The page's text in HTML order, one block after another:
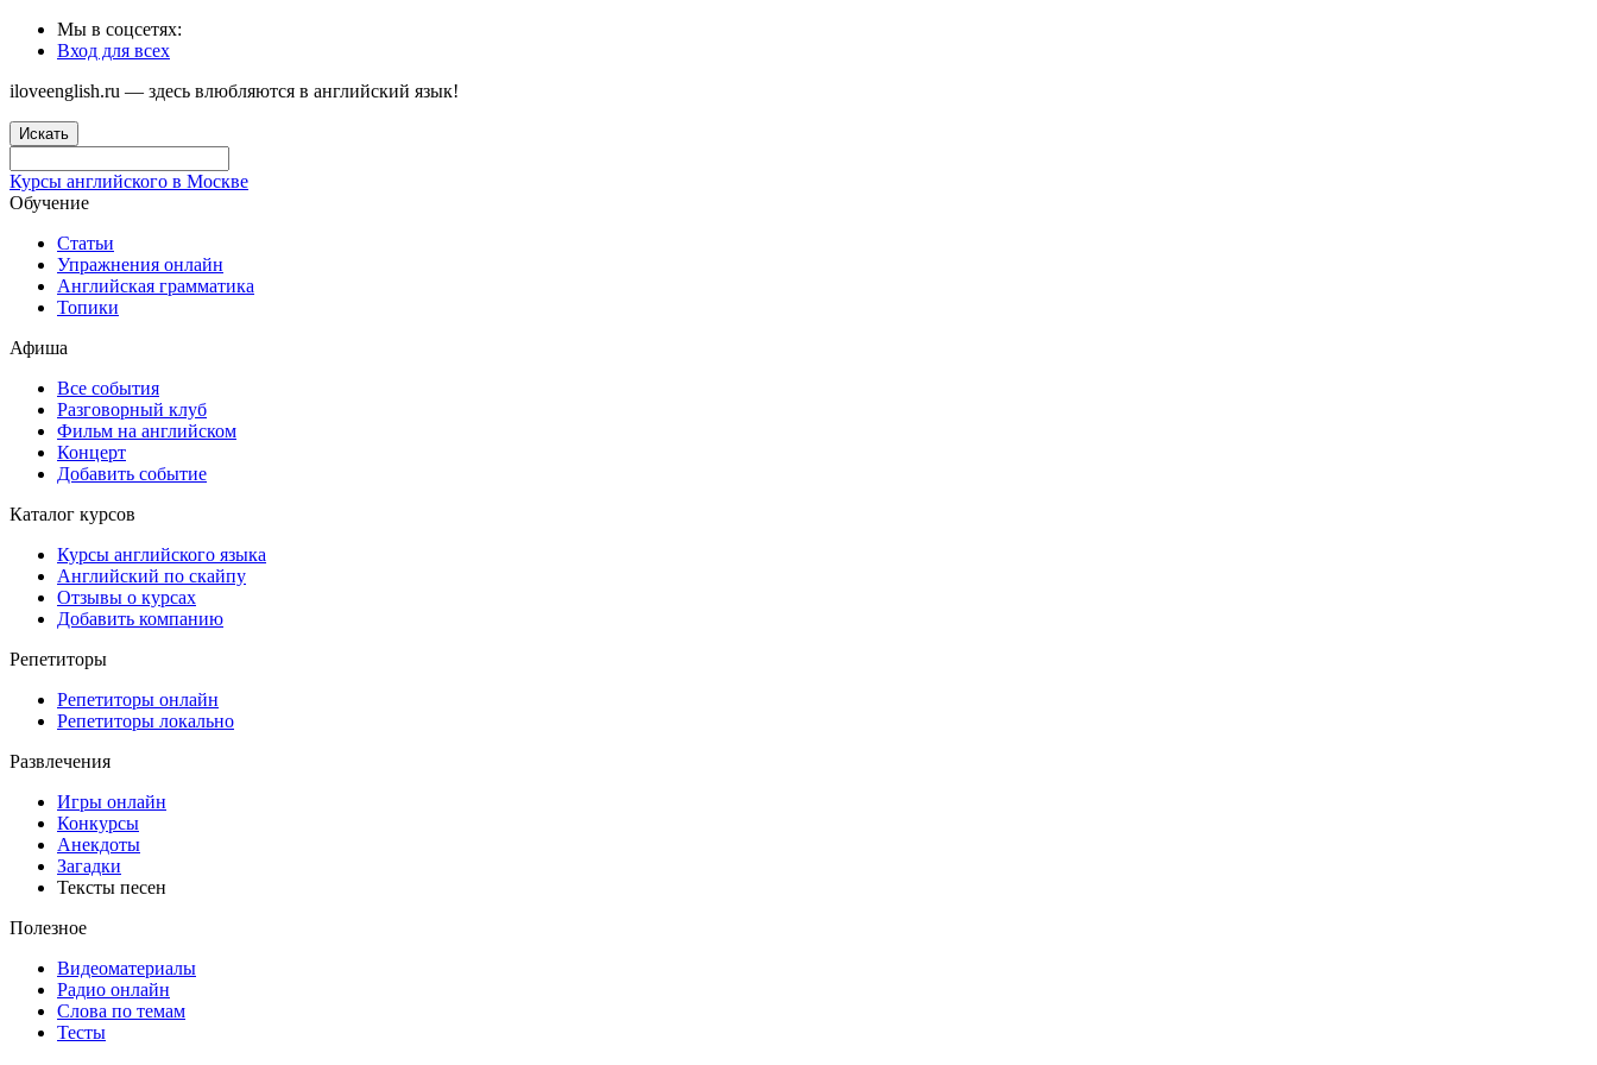
Мы в соцсетях:
Вход для всех
iloveenglish.ru — здесь влюбляются в английский язык!
Искать
Курсы английского в Москве
Обучение
Статьи
Упражнения онлайн
Английская грамматика
Топики
Афиша
Все события
Разговорный клуб
Фильм на английском
Концерт
Добавить событие
Каталог курсов
Курсы английского языка
Английский по скайпу
Отзывы о курсах
Добавить компанию
Репетиторы
Репетиторы онлайн
Репетиторы локально
Развлечения
Игры онлайн
Конкурсы
Анекдоты
Загадки
Тексты песен
Полезное
Видеоматериалы
Радио онлайн
Слова по темам
Тесты